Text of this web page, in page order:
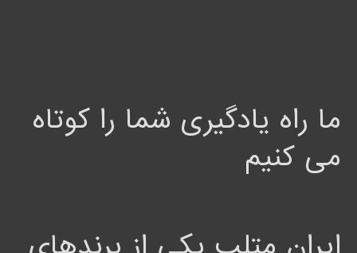
ما راه یادگیری شما را کوتاه
می کنیم